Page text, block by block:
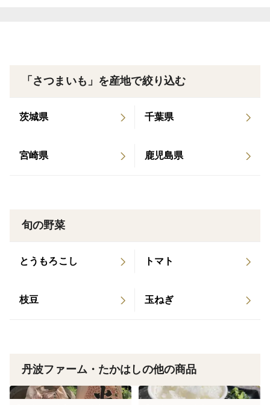
日陰の涼しいところで保管お願いいたします
〈発送について〉
ｓサイズ(90g~199g)
甘い
自家製の燻炭や籾殻を使用した、お米農家ならではの土
壌作り
「さつまいも」を産地で絞り込む
茨城県 千葉県
宮崎県 鹿児島県
旬の野菜
とうもろこし トマト
枝豆 玉ねぎ
丹波ファーム・たかはしの他の商品